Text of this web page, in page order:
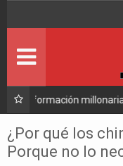
a
Caso
¿Por qué los
Porque no lo
Portada
Ultimo
Economía